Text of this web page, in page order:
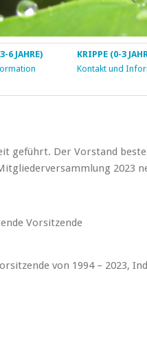
6 JAHRE)
KRIPPE (0-3
Kontakt und
geführt. Der Vorstand
2023
Vorsitzende
von 1994 – 2023,